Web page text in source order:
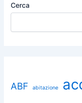
Cerca
ABF abitazione